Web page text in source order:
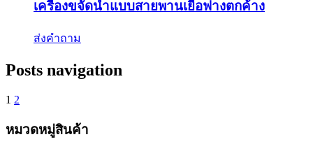
เครื่องขจัดน้ำแบบสายพานเยื่อฟางตกค้าง
ส่งคำถาม
Posts navigation
1 2
หมวดหมู่สินค้า